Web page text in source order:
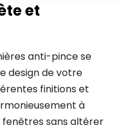
et
anti-pince se
design de votre
finitions et
à
fenêtres sans altérer